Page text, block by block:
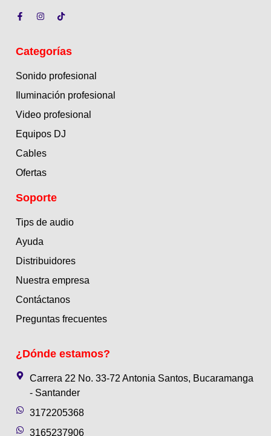
Categorías
Sonido profesional
Iluminación profesional
Video profesional
Equipos DJ
Cables
Ofertas
Soporte
Tips de audio
Ayuda
Distribuidores
Nuestra empresa
Contáctanos
Preguntas frecuentes
¿Dónde estamos?
Carrera 22 No. 33-72 Antonia Santos, Bucaramanga
- Santander
3172205368
3165237906